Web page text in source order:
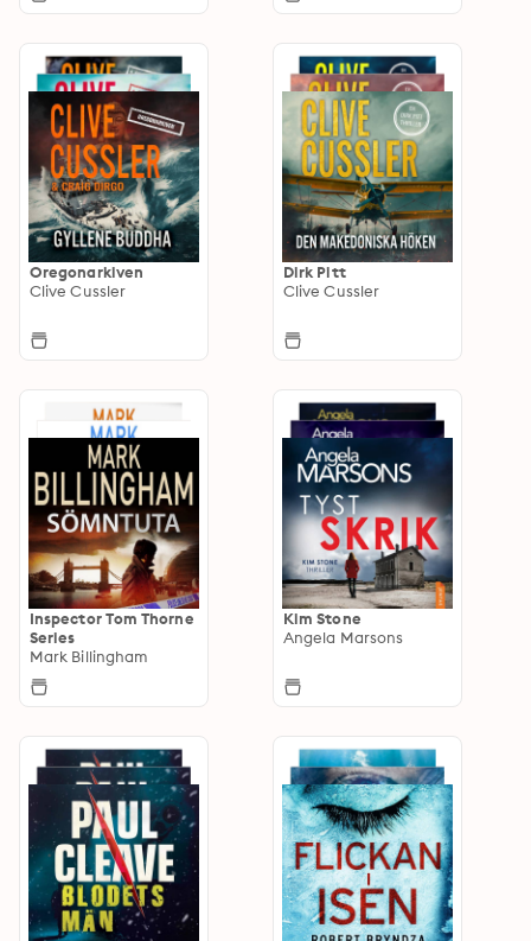
Oregonarkiven
Clive Cussler
Dirk Pitt
Clive Cussler
Inspector Tom Thorne
Series
Mark Billingham
Kim Stone
Angela Marsons